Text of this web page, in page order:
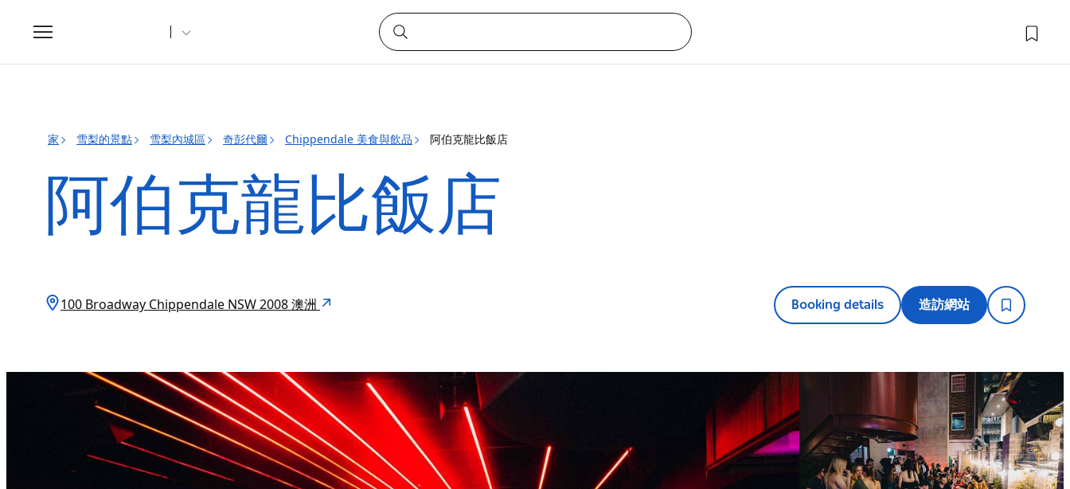
Toggle
navigation
家 雪梨的景點 雪梨內城區 奇彭代爾 Chippendale 美食與飲品 阿伯克龍比飯店
阿伯克龍比飯店
100 Broadway Chippendale NSW 2008 澳洲 Booking details 造訪網站